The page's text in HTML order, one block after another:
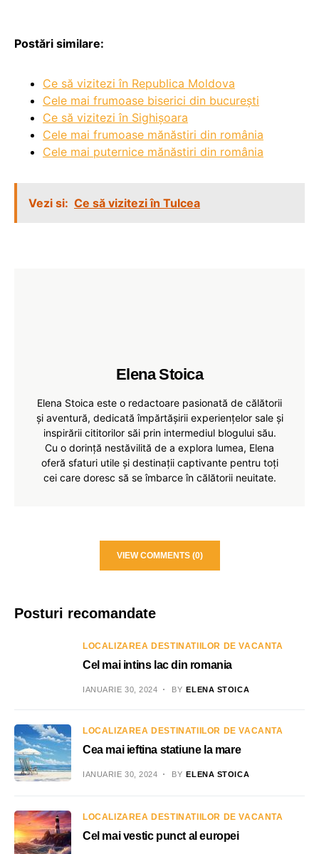
Postări similare:
Ce să vizitezi în Republica Moldova
Cele mai frumoase biserici din bucurești
Ce să vizitezi în Sighișoara
Cele mai frumoase mănăstiri din românia
Cele mai puternice mănăstiri din românia
Vezi si: Ce să vizitezi în Tulcea
Elena Stoica
Elena Stoica este o redactoare pasionată de călătorii
și aventură, dedicată împărtășirii experiențelor sale și
inspirării cititorilor săi prin intermediul blogului său.
Cu o dorință nestăvilită de a explora lumea, Elena
oferă sfaturi utile și destinații captivante pentru toți
cei care doresc să se îmbarce în călătorii neuitate.
VIEW COMMENTS (0)
Posturi recomandate
LOCALIZAREA DESTINATIILOR DE VACANTA
Cel mai intins lac din romania
IANUARIE 30, 2024 BY ELENA STOICA
LOCALIZAREA DESTINATIILOR DE VACANTA
Cea mai ieftina statiune la mare
IANUARIE 30, 2024 BY ELENA STOICA
LOCALIZAREA DESTINATIILOR DE VACANTA
Cel mai vestic punct al europei